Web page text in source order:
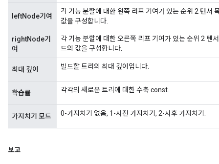
leftNode기여
각 기능 분할에 대한 왼쪽 리프 기여가 있는 순위 2 텐서
값을 구성합니다.
rightNode기
여
각 기능 분할에 대한 오른쪽 리프 기여가 있는 순위 2 텐
드의 값을 구성합니다.
최대 깊이 빌드할 트리의 최대 깊이입니다.
학습률 각각의 새로운 트리에 대한 수축 const.
가지치기 모드 0-가지치기 없음, 1-사전 가지치기, 2-사후 가지치기.
보고